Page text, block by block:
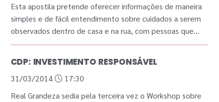
Esta apostila pretende oferecer informações de maneira
simples e de fácil entendimento sobre cuidados a serem
observados dentro de casa e na rua, com pessoas que
necessitem de cuidados, principalmente os idosos.
CDP: INVESTIMENTO RESPONSÁVEL
31/03/2014
17:30
Real Grandeza sedia pela terceira vez o Workshop sobre